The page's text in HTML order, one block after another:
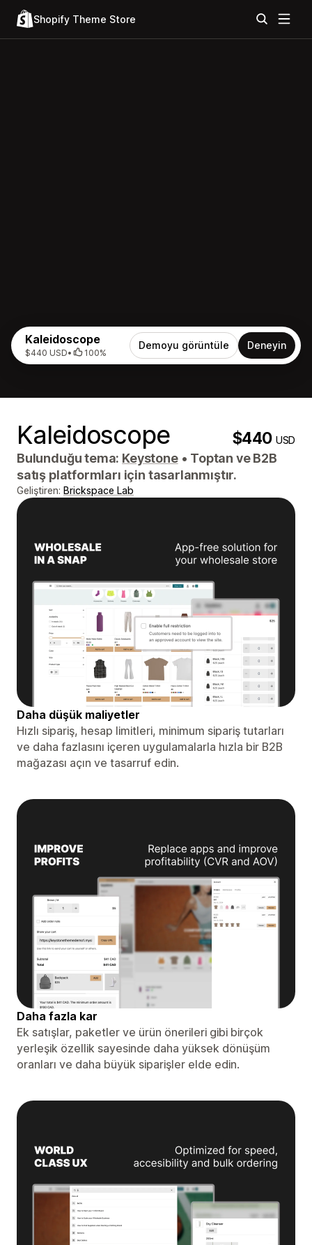
Shopify Theme Store
Kaleidoscope
$440 USD• 100%
Demoyu görüntüle Deneyin
Kaleidoscope $440USD
Bulunduğu tema: Keystone • Toptan ve B2B
satış platformları için tasarlanmıştır.
Geliştiren: Brickspace Lab
Daha düşük maliyetler
Hızlı sipariş, hesap limitleri, minimum sipariş tutarları
ve daha fazlasını içeren uygulamalarla hızla bir B2B
mağazası açın ve tasarruf edin.
Daha fazla kar
Ek satışlar, paketler ve ürün önerileri gibi birçok
yerleşik özellik sayesinde daha yüksek dönüşüm
oranları ve daha büyük siparişler elde edin.